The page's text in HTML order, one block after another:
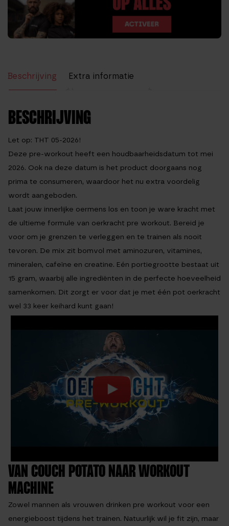
Beschrijving
Extra informatie
BESCHRIJVING
Let op: THT 05-2026!
Deze pre-workout heeft een houdbaarheidsdatum tot mei
2026. Ook na deze datum is het product doorgaans nog
prima te consumeren, waardoor het nu extra voordelig
wordt aangeboden.
Laat jouw innerlijke oermens los en toon je ware kracht met
de ultieme formule van oerkracht pre workout. Bereid je
voor om je grenzen te verleggen en te trainen als nooit
tevoren. De mix zit bomvol met aminozuren, vitamines,
mineralen, cafeïne en creatine. Eén portiegrootte bestaat uit
15 gram, waarbij alle ingrediënten in de perfecte hoeveelheid
samenkomen. Dit zorgt er voor dat je met één pot oerkracht
wel 33 keer keihard kunt gaan!
VAN COUCH POTATO NAAR WORKOUT
MACHINE
Zowel mannen als vrouwen drinken pre workout voor een
energieboost tijdens het trainen. Natuurlijk wil je fit zijn, maar